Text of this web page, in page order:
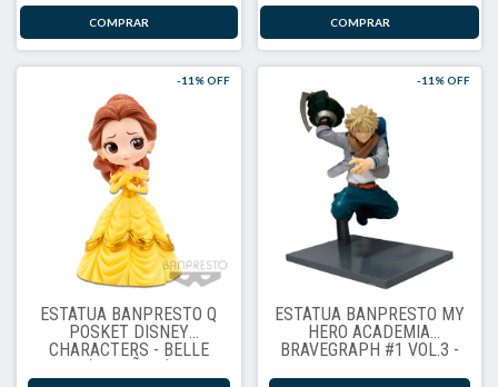
ESTÁTUA BANPRESTO Q
POSKET DISNEY
CHARACTERS - BELLE
(VERSÃO A)
-11 % OFF
ESTÁTUA BANPRESTO MY
HERO ACADEMIA
BRAVEGRAPH #1 VOL.3 -
-11 % OFF